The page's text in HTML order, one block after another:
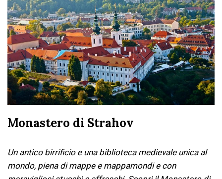
Monastero di Strahov
Un antico birrificio e una biblioteca medievale unica al
mondo, piena di mappe e mappamondi e con